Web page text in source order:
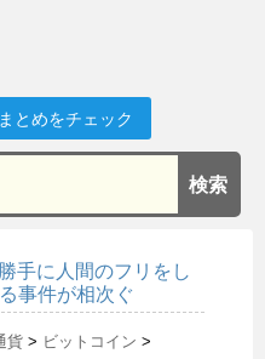
とめをチェック
手に人間のフリをし
事件が相次ぐ
貨 > ビットコイン >